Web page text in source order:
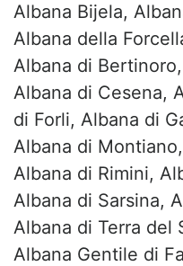
Albana Bijela,
Albana della
Albana di
Albana di Cesena,
di Forli, Albana di
Albana di
Albana di Rimini,
Albana di Sarsina,
Albana di Terra del
Albana Gentile di